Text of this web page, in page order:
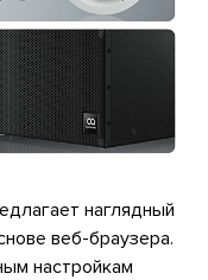
наглядный
веб-браузера.
настройкам